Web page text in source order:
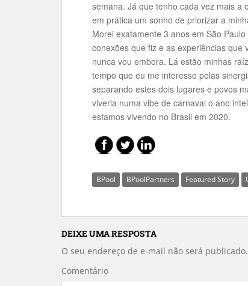
semana. Já que tenho cada vez mais a
em prática um sonho de priorizar a
Morei exatamente 3 anos em São
conexões que fiz e as experiências
nunca vou embora. Lá estão minhas
tempo que eu me interesso pelas
separando estes dois lugares e povos
viveria numa vibe de carnaval o ano
estamos vivendo no Brasil em 2020.
BPool BPoolPartners Featured Story
DEIXE UMA RESPOSTA
O seu endereço de e-mail não será publicado.
Comentário